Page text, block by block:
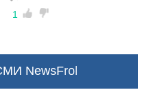
1
NewsFrol